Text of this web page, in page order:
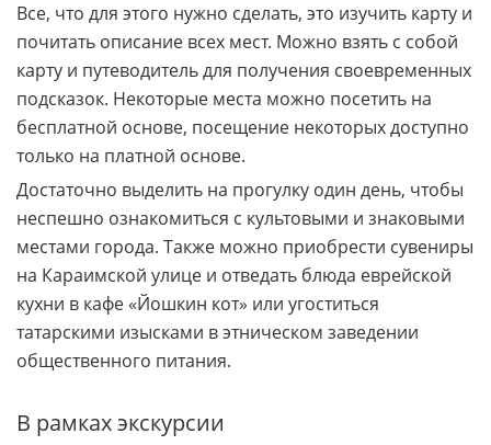
Все, что для этого нужно сделать, это изучить карту и
почитать описание всех мест. Можно взять с собой
карту и путеводитель для получения своевременных
подсказок. Некоторые места можно посетить на
бесплатной основе, посещение некоторых доступно
только на платной основе.
Достаточно выделить на прогулку один день, чтобы
неспешно ознакомиться с культовыми и знаковыми
местами города. Также можно приобрести сувениры
на Караимской улице и отведать блюда еврейской
кухни в кафе «Йошкин кот» или угоститься
татарскими изысками в этническом заведении
общественного питания.
В рамках экскурсии